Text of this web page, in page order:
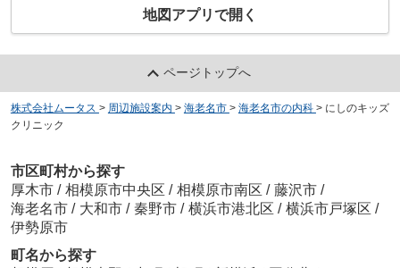
地図アプリで開く
ページトップへ
株式会社ムータス > 周辺施設案内 > 海老名市 > 海老名市の内科 > にしのキッズ
クリニック
市区町村から探す
厚木市 / 相模原市中央区 / 相模原市南区 / 藤沢市 /
海老名市 / 大和市 / 秦野市 / 横浜市港北区 / 横浜市戸塚区 /
伊勢原市
町名から探す